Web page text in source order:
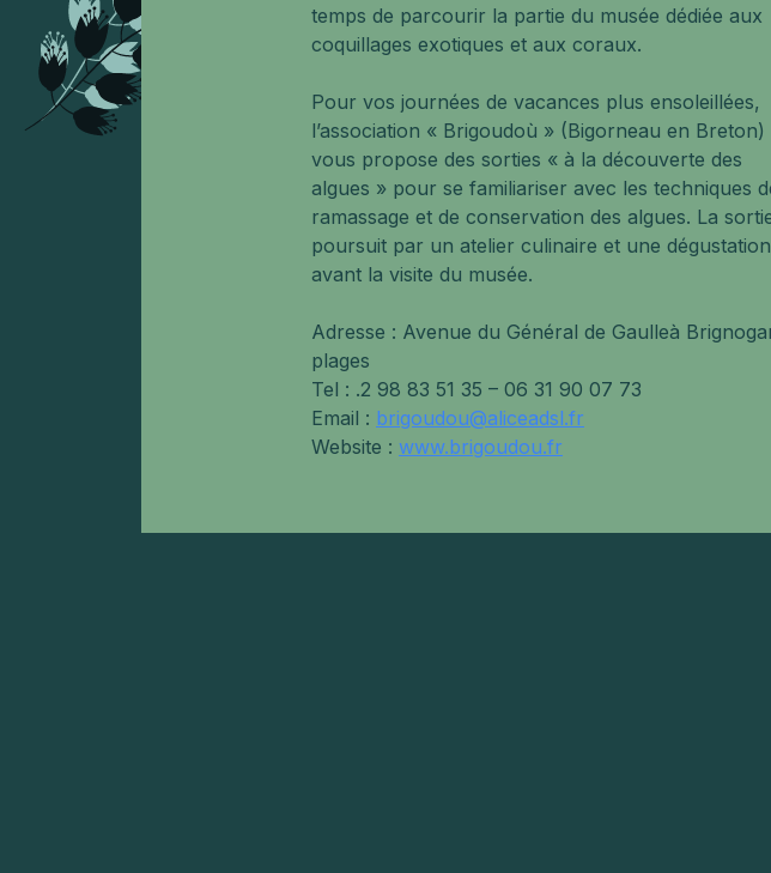
temps de parcourir la partie du musée dédiée aux
coquillages exotiques et aux coraux.
Pour vos journées de vacances plus ensoleillées,
l’association « Brigoudoù » (Bigorneau en Breton)
vous propose des sorties « à la découverte des
algues » pour se familiariser avec les techniques
ramassage et de conservation des algues. La
poursuit par un atelier culinaire et une dégustation
avant la visite du musée.
Adresse : Avenue du Général de Gaulleà
plages
Tel : .2 98 83 51 35 – 06 31 90 07 73
Email : brigoudou@aliceadsl.fr
Website : www.brigoudou.fr